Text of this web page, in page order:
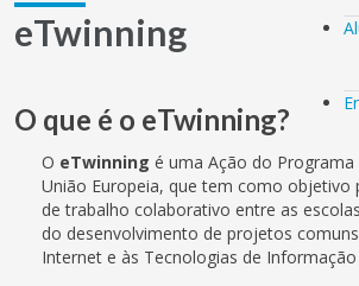
eTwinning
O que é o eTwinning?
O eTwinning é uma Ação do Programa
União Europeia, que tem como objetivo
de trabalho colaborativo entre as
do desenvolvimento de projetos
Internet e às Tecnologias de